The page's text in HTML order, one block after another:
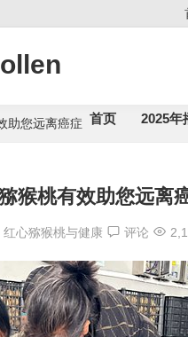
首页 2025年
助您远离癌症
猴桃有效助您远离
红心猕猴桃与健康 评论